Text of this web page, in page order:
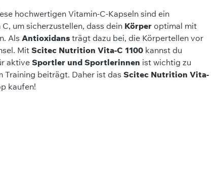
hochwertigen Vitamin-C-Kapseln sind ein
um sicherzustellen, dass dein Körper optimal mit
Als Antioxidans trägt dazu bei, die Körpertellen vor
Mit Scitec Nutrition Vita-C 1100 kannst du
aktiveSportler und Sportlerinnen ist wichtig zu
Training beiträgt. Daher ist das Scitec Nutrition Vita-
kaufen!